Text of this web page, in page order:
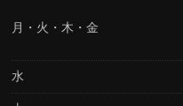
月・火・木・金
水